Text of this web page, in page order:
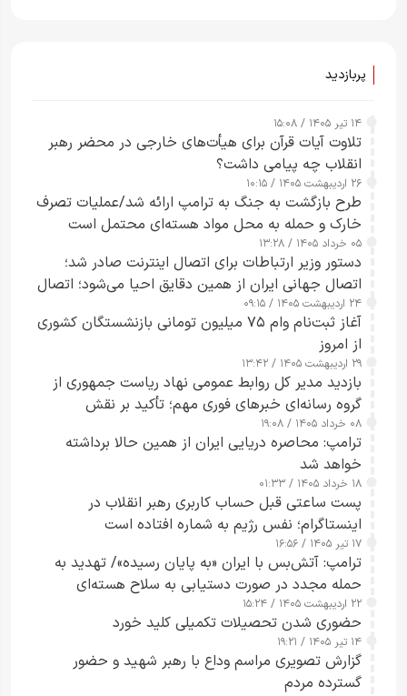
پربازدید
۱۴ تیر ۱۴۰۵ / ۱۵:۰۸
تلاوت آیات قرآن برای هیأت‌های خارجی در محضر رهبر
انقلاب چه پیامی داشت؟
۲۶ اردیبهشت ۱۴۰۵ / ۱۰:۱۵
طرح‌ بازگشت به جنگ به ترامپ ارائه شد/عملیات تصرف
خارک و حمله به محل مواد هسته‌ای محتمل است
۰۵ خرداد ۱۴۰۵ / ۱۳:۲۸
دستور وزیر ارتباطات برای اتصال اینترنت صادر شد؛
اتصال جهانی ایران از همین دقایق احیا می‌شود؛ اتصال
کامل مردم تا ۲۴ ساعت آینده
۲۴ اردیبهشت ۱۴۰۵ / ۰۹:۱۵
آغاز ثبت‌نام وام ۷۵ میلیون تومانی بازنشستگان کشوری
از امروز
۲۹ اردیبهشت ۱۴۰۵ / ۱۳:۴۲
بازدید مدیر کل روابط عمومی نهاد ریاست جمهوری از
گروه رسانه‌ای خبرهای فوری مهم؛ تأکید بر نقش
رسانه‌های هوشمند و مسئول در ارتقای آگاهی عمومی
۰۸ خرداد ۱۴۰۵ / ۱۹:۰۸
ترامپ: محاصره دریایی ایران از همین حالا برداشته
خواهد شد
۱۸ خرداد ۱۴۰۵ / ۰۱:۳۳
پست ساعتی قبل حساب کاربری رهبر انقلاب در
اینستاگرام؛ نفس رژیم به شماره افتاده است​
۱۷ تیر ۱۴۰۵ / ۱۶:۵۶
ترامپ: آتش‌بس با ایران «به پایان رسیده»/ تهدید به
حمله مجدد در صورت دستیابی به سلاح هسته‌ای
۲۲ اردیبهشت ۱۴۰۵ / ۱۵:۲۴
حضوری شدن تحصیلات تکمیلی کلید خورد
۱۴ تیر ۱۴۰۵ / ۱۹:۲۱
گزارش تصویری مراسم وداع با رهبر شهید و حضور
گسترده مردم